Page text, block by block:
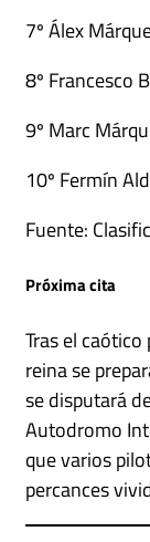
7º Álex
8º Francesco
9º Marc
10º Fermín
Fuente:
Próxima cita
Tras el
reina se
se disputará
Autodromo
que varios
percances